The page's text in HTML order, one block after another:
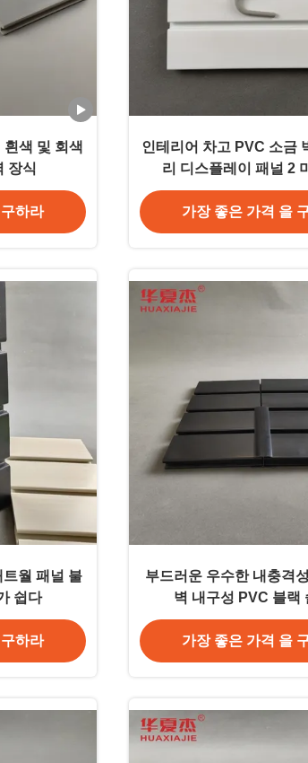
색 및 회색
장식
하라
인테리어 차고 PVC 소금
리 디스플레이 패널 2
가장 좋은 가격 을
월 패널 불
쉽다
하라
부드러운 우수한 내충격
벽 내구성 PVC 블랙
가장 좋은 가격 을